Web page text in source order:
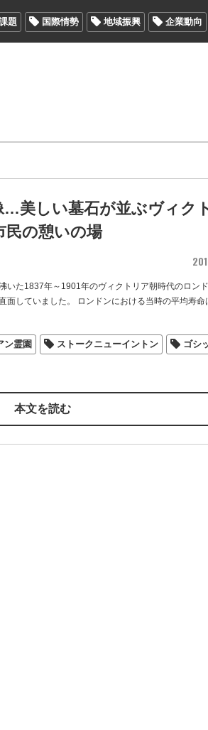
題 国際情勢 地域振興 企業動向
…美しい墓石が並ぶヴィク
民の憩いの場
いた1837年～1901年のヴィクトリア朝時代のロンド
面していました。 ロンドンにおける当時の平均寿命
ン霊園 ストークニューイントン ゴシ
本文を読む